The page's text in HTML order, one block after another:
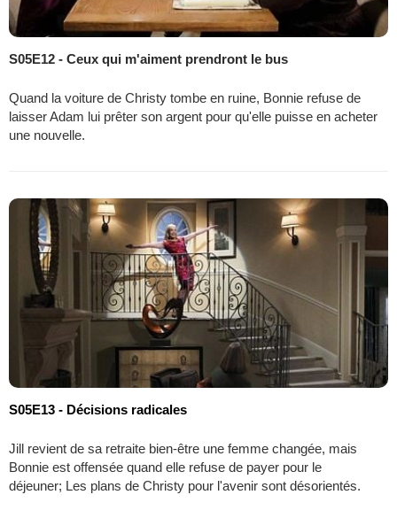
S05E12 - Ceux qui m'aiment prendront le bus
Quand la voiture de Christy tombe en ruine, Bonnie refuse de
laisser Adam lui prêter son argent pour qu'elle puisse en acheter
une nouvelle.
S05E13 - Décisions radicales
Jill revient de sa retraite bien-être une femme changée, mais
Bonnie est offensée quand elle refuse de payer pour le
déjeuner; Les plans de Christy pour l'avenir sont désorientés.